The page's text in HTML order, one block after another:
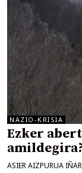
NAZIO-KRISIA
Ezker
ASIER AIZPURUA